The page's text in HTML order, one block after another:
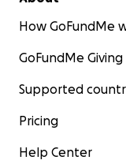
How GoFundMe
GoFundMe
Supported
Pricing
Help Center